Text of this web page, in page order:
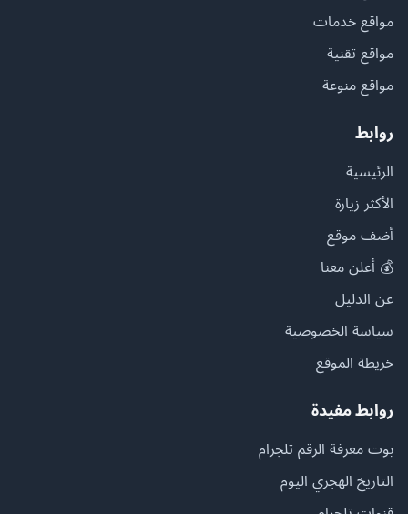
مواقع خدمات
مواقع تقنية
مواقع منوعة
روابط
الرئيسية
الأكثر زيارة
أضف موقع
💰 أعلن معنا
عن الدليل
سياسة الخصوصية
خريطة الموقع
روابط مفيدة
بوت معرفة الرقم تلجرام
التاريخ الهجري اليوم